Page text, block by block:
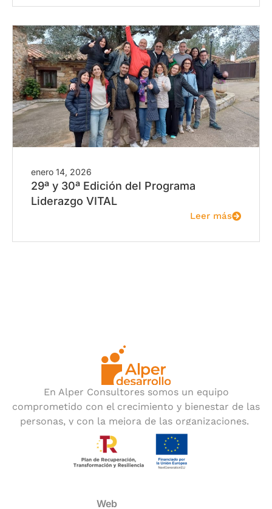
enero 14, 2026
29ª y 30ª Edición del Programa
Liderazgo VITAL
Leer más
En Alper Consultores somos un equipo
comprometido con el crecimiento y bienestar de las
personas, y con la mejora de las organizaciones.
Web